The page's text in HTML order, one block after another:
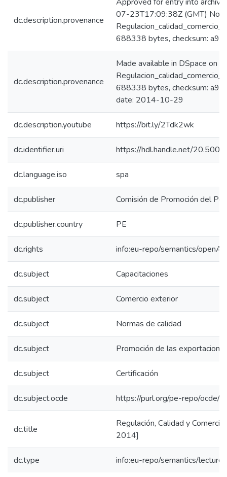
dc.description.provenance
07-23T17:09:38Z (GMT) No.
688338 bytes, checksum:
dc.description.provenance
Made available in DSpace on
688338 bytes, checksum:
date: 2014-10-29
dc.description.youtube https://bit.ly/2Tdk2wk
dc.identifier.uri https://hdl.handle.net/
dc.language.iso spa
dc.publisher Comisión de Promoción del
dc.publisher.country PE
dc.rights info:eu-repo/semantics/
dc.subject Capacitaciones
dc.subject Comercio exterior
dc.subject Normas de calidad
dc.subject Promoción de las
dc.subject Certificación
dc.subject.ocde https://purl.org/pe-repo/ocde/
dc.title
Regulación, Calidad y
2014]
dc.type info:eu-repo/semantics/lecture